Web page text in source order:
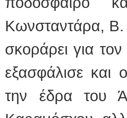
Κωνσταντάρα, Β.
σκοράρει για
εξασφάλισε
την έδρα του